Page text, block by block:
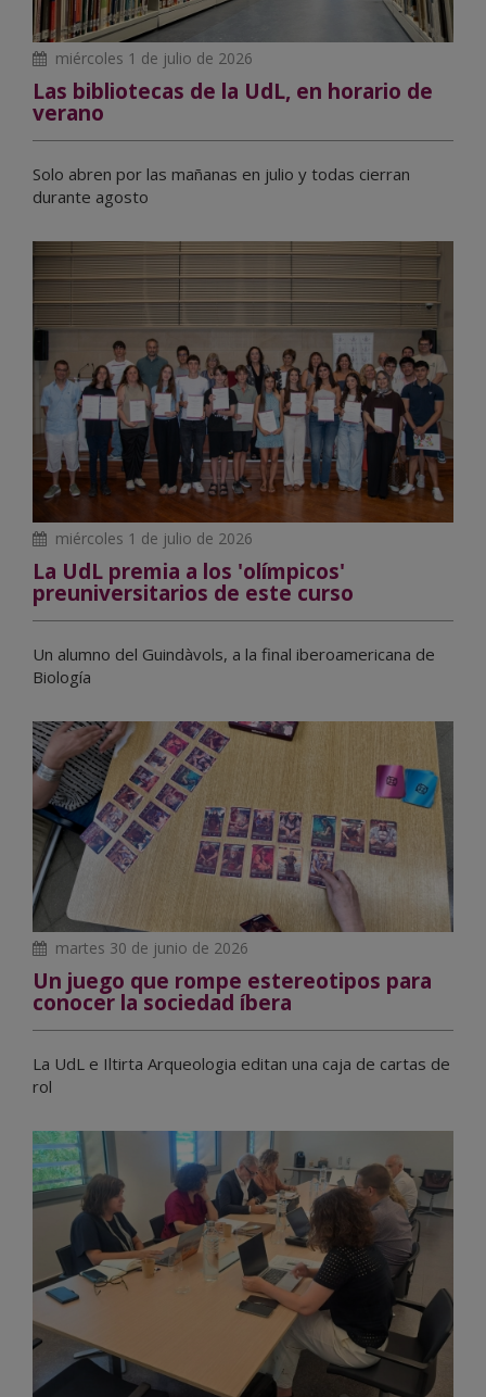
miércoles 1 de julio de 2026
Las bibliotecas de la UdL, en horario de
verano
Solo abren por las mañanas en julio y todas cierran
durante agosto
miércoles 1 de julio de 2026
La UdL premia a los 'olímpicos'
preuniversitarios de este curso
Un alumno del Guindàvols, a la final iberoamericana de
Biología
martes 30 de junio de 2026
Un juego que rompe estereotipos para
conocer la sociedad íbera
La UdL e Iltirta Arqueologia editan una caja de cartas de
rol